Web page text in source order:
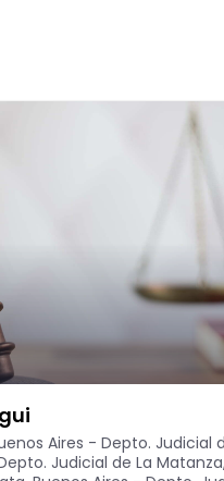
Aires - Depto. Judicial
Judicial de La Matanza